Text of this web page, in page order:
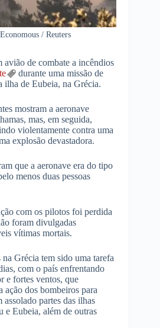
/ Reuters
avião de combate a incêndios
durante uma missão de
ilha de Eubeia, na Grécia.
mostram a aeronave
mas, em seguida,
violentamente contra uma
explosão devastadora.
que a aeronave era do tipo
menos duas pessoas
com os pilotos foi perdida
foram divulgadas
vítimas mortais.
Grécia tem sido uma tarefa
com o país enfrentando
e fortes ventos, que
ação dos bombeiros para
assolado partes das ilhas
e Eubeia, além de outras